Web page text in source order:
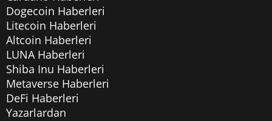
Dogecoin Haberleri
Litecoin Haberleri
Altcoin Haberleri
LUNA Haberleri
Shiba Inu Haberleri
Metaverse Haberleri
DeFi Haberleri
Yazarlardan